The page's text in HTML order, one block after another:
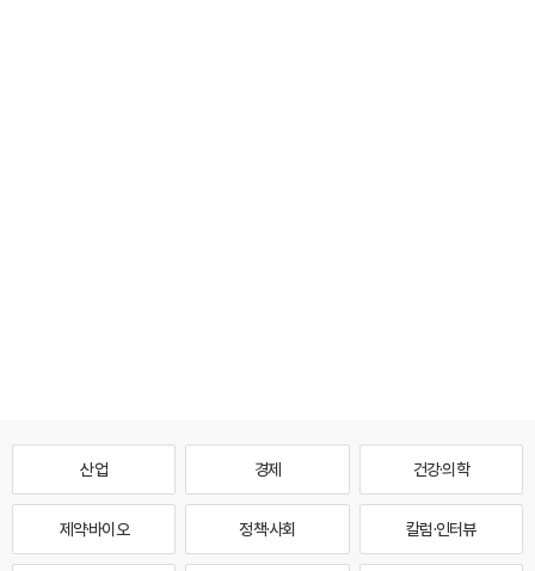
산업 경제 건강·의학
제약·바이오 정책·사회 칼럼·인터뷰